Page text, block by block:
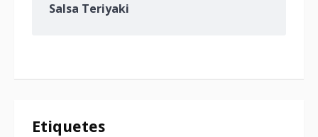
Salsa Teriyaki
Etiquetes